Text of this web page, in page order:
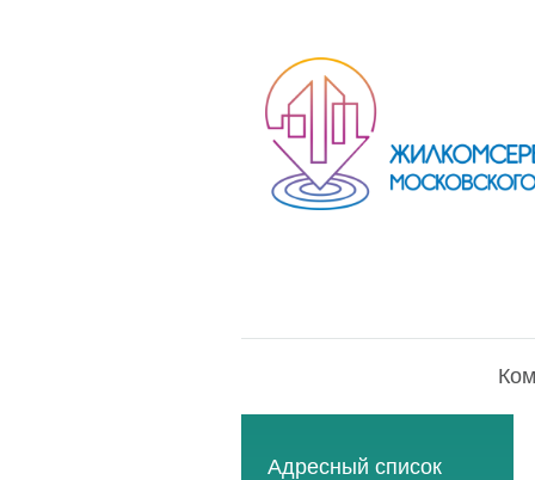
Адресный список